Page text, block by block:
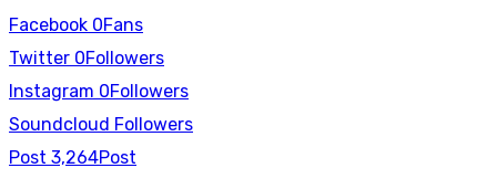
Facebook 0Fans
Twitter 0Followers
Instagram 0Followers
Soundcloud Followers
Post 3,264Post